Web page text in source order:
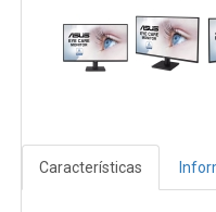
Características